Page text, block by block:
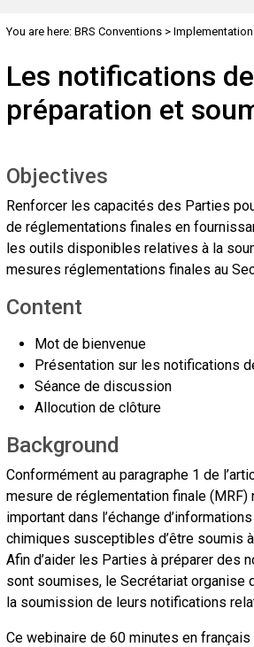
You are here: BRS Conventions> Implementation
Les notifications
préparation et
Objectives
Renforcer les capacités des Parties
de réglementations finales en
les outils disponibles relatives à la
mesures réglementations finales au
Content
Mot de bienvenue
Présentation sur les notifications
Séance de discussion
Allocution de clôture
Background
Conformément au paragraphe 1 de
mesure de réglementation finale
important dans l’échange
chimiques susceptibles d’être soumis
Afin d’aider les Parties à préparer des
sont soumises, le Secrétariat organise
la soumission de leurs notifications
Ce webinaire de 60 minutes en